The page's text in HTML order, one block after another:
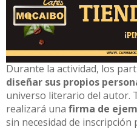
Durante la actividad, los
diseñar sus propios
universo literario del autor.
realizará una firma de
sin necesidad de inscripción